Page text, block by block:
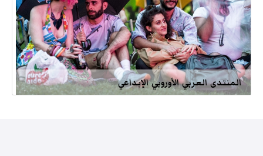
المنتدى العربي الأوروبي الإبداعي